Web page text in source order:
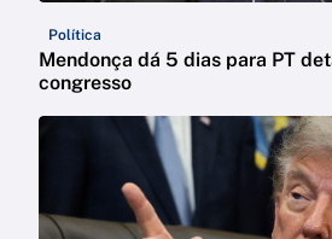
Política
Mendonça dá 5 dias para PT
congresso